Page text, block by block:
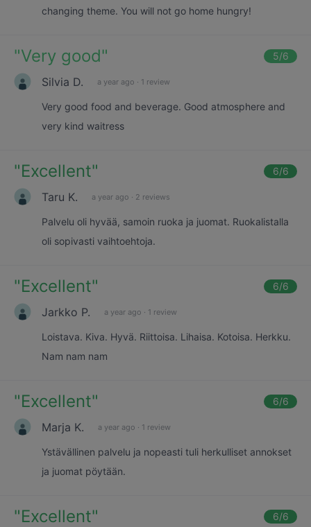
changing theme. You will not go home hungry!
"Very good" 5/6
Silvia D. a year ago · 1 review
Very good food and beverage. Good atmosphere and
very kind waitress
"Excellent" 6/6
Taru K. a year ago · 2 reviews
Palvelu oli hyvää, samoin ruoka ja juomat. Ruokalistalla
oli sopivasti vaihtoehtoja.
"Excellent" 6/6
Jarkko P. a year ago · 1 review
Loistava. Kiva. Hyvä. Riittoisa. Lihaisa. Kotoisa. Herkku.
Nam nam nam
"Excellent" 6/6
Marja K. a year ago · 1 review
Ystävällinen palvelu ja nopeasti tuli herkulliset annokset
ja juomat pöytään.
"Excellent" 6/6